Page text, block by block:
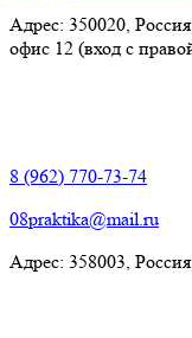
Адрес: 350020,
офис 12 (вход с
8 (962) 770-73-74
08praktika@mail.ru
Адрес:​ 358003,